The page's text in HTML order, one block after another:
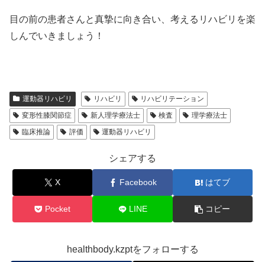
目の前の患者さんと真摯に向き合い、考えるリハビリを楽
しんでいきましょう！
運動器リハビリ リハビリ
リハビリテーション
変形性膝関節症
新人理学療法士 検査
理学療法士
臨床推論
評価 運動器リハビリ
シェアする
X Facebook はてブ
Pocket LINE コピー
healthbody.kzptをフォローする